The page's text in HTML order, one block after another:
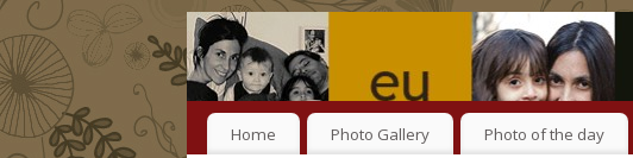
Home Photo Gallery Photo of the day